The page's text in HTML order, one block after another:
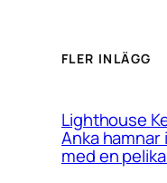
FLER INLÄGG
Lighthouse
Anka hamnar
med en